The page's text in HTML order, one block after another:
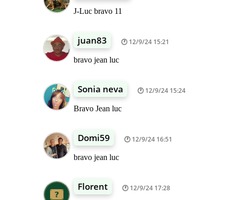
J-Luc bravo 11
juan83 12/9/24 15:21
bravo jean luc
Sonia neva 12/9/24 15:24
Bravo Jean luc
Domi59 12/9/24 16:51
bravo jean luc
Florent 12/9/24 17:28